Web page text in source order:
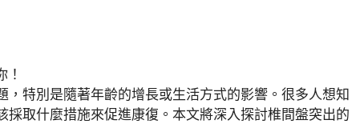
特別是隨著年齡的增長或生活方式的影響。很多人想知
取什麼措施來促進康復。本文將深入探討椎間盤突出的